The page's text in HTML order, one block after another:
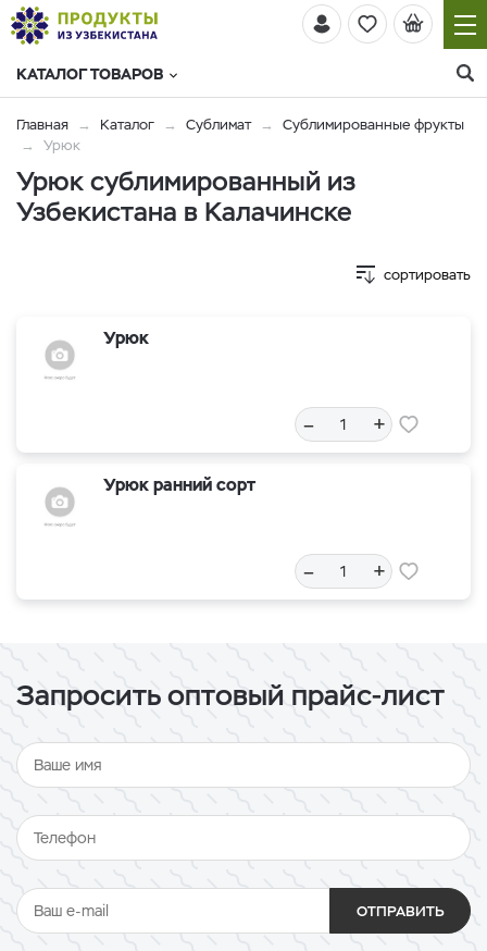
КАТАЛОГ ТОВАРОВ
Главная Каталог Сублимат
Сублимированные фрукты
Урюк
Урюк сублимированный из
Узбекистана в Калачинске
сортировать
Урюк
– +
Урюк ранний сорт
– +
Запросить оптовый прайс-лист
ОТПРАВИТЬ